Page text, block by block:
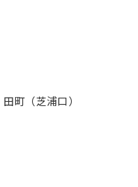
田町（芝浦口）